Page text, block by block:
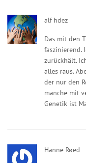
alf hdez
Das mit den
faszinierend.
zurückhält.
alles raus.
der nur den
manche mit
Genetik ist
Hanne Røed